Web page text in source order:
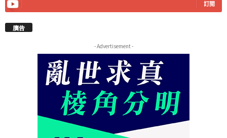
訂閱
廣告
- Advertisement -